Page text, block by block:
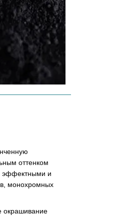
оттенком
эффектными и
монохромных
окрашивание